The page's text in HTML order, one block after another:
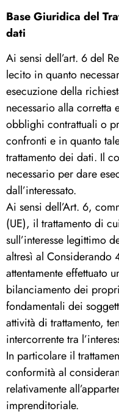
Base Giuridica del
dati
Ai sensi dell’art. 6 del
lecito in quanto
esecuzione della
necessario alla corretta
obblighi contrattuali o
confronti e in quanto
trattamento dei dati. Il
necessario per dare
dall’interessato.
Ai sensi dell’Art. 6,
(UE), il trattamento di
sull’interesse legittimo
altresì al Considerando
attentamente effettuato
bilanciamento dei
fondamentali dei
attività di trattamento,
intercorrente tra
In particolare il
conformità al
relativamente
imprenditoriale.